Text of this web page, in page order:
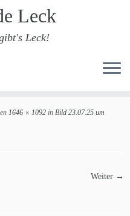
Leck
Leck!
1646 × 1092 in Bild 23.07.25 um
Weiter →